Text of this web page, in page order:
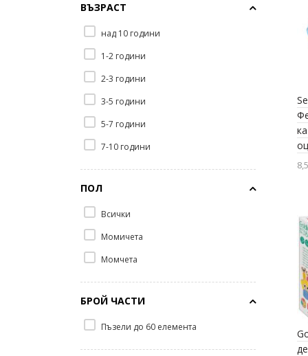
ВЪЗРАСТ
над 10 години
1-2 години
2-3 години
3-5 години
5-7 години
7-10 години
ПОЛ
Всички
Момичета
Момчета
БРОЙ ЧАСТИ
Пъзели до 60 елемента